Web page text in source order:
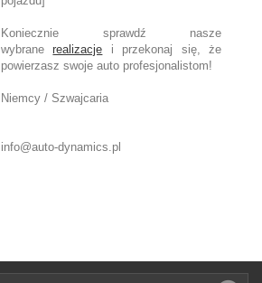
Koniecznie sprawdź nasze
wybranerealizacje i przekonaj się, że
powierzasz swoje auto profesjonalistom!
Niemcy / Szwajcaria
info@auto-dynamics.pl